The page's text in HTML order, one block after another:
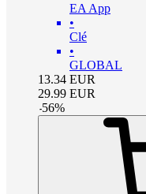
EA App
•
Clé
•
GLOBAL
13.34 EUR
29.99 EUR
-56%